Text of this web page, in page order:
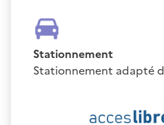
Stationnement
Stationnement adapté